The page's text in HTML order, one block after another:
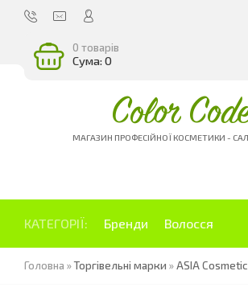
0 товарів
Сума: 0
Color
МАГАЗИН ПРОФЕСІЙНОЇ КОСМЕТИКИ -
КАТЕГОРІЇ: Бренди Волосся
Головна »Торгівельні марки »ASIA Cosmetic